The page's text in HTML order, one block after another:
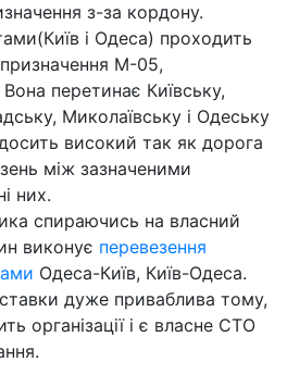
з-за кордону.
і Одеса) проходить
М-05,
перетинає Київську,
Миколаївську і Одеську
високий так як дорога
між зазначеними
них.
спираючись на власний
виконує перевезення
Одеса-Київ, Київ-Одеса.
дуже приваблива тому,
організації і є власне СТО